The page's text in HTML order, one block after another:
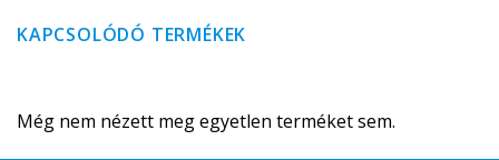
KAPCSOLÓDÓ TERMÉKEK
Még nem nézett meg egyetlen terméket sem.